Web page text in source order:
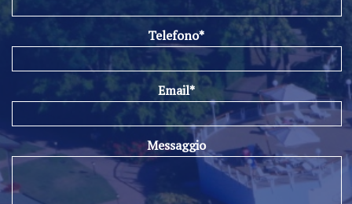
Telefono*
Email*
Messaggio